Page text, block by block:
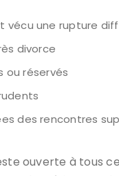
vécu une rupture
divorce
ou réservés
des rencontres
ouverte à tous